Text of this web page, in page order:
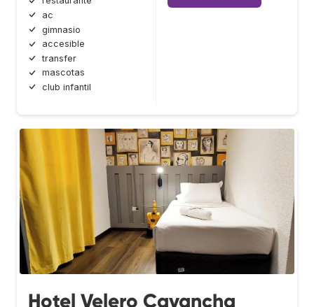
ac
gimnasio
accesible
transfer
mascotas
club infantil
Hotel Velero Cavancha